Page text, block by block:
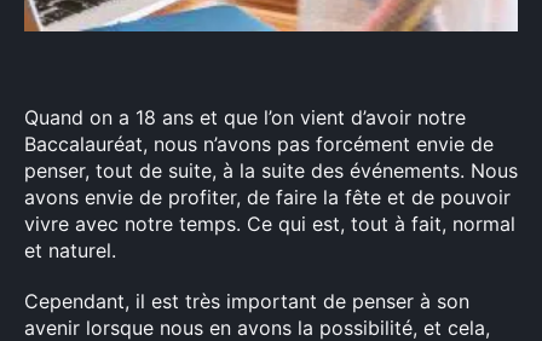
Quand on a 18 ans et que l’on vient d’avoir notre
Baccalauréat, nous n’avons pas forcément envie de
penser, tout de suite, à la suite des événements. Nous
avons envie de profiter, de faire la fête et de pouvoir
vivre avec notre temps. Ce qui est, tout à fait, normal
et naturel.
Cependant, il est très important de penser à son
avenir lorsque nous en avons la possibilité, et cela,